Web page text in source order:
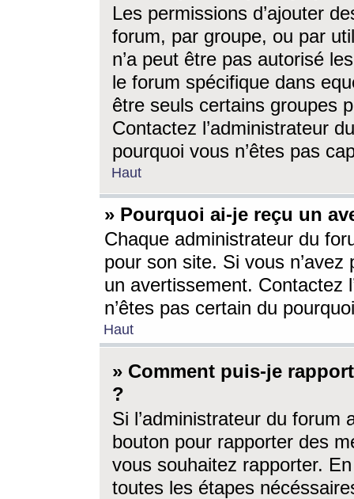
Les permissions d’ajouter
forum, par groupe, ou par
n’a peut être pas autorisé
le forum spécifique dans
être seuls certains groupes
Contactez l’administrateur
pourquoi vous n’êtes pas
Haut
» Pourquoi ai-je reçu un
Chaque administrateur du
pour son site. Si vous
un avertissement. Contactez
n’êtes pas certain du
Haut
» Comment puis-je
?
Si l’administrateur du forum
bouton pour rapporter des
vous souhaitez rapporter.
toutes les étapes